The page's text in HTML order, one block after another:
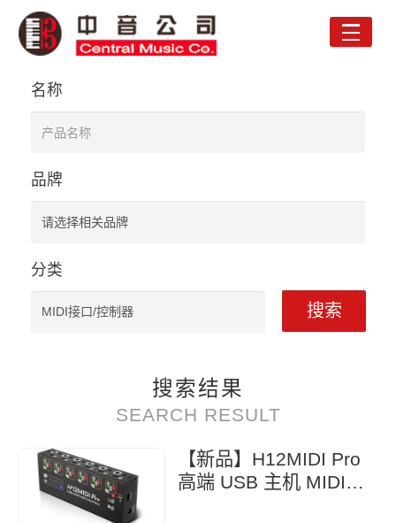
Toggle
名称
品牌
分类
搜索
搜索结果
SEARCH RESULT
【新品】H12MIDI Pro
高端 USB 主机 MIDI